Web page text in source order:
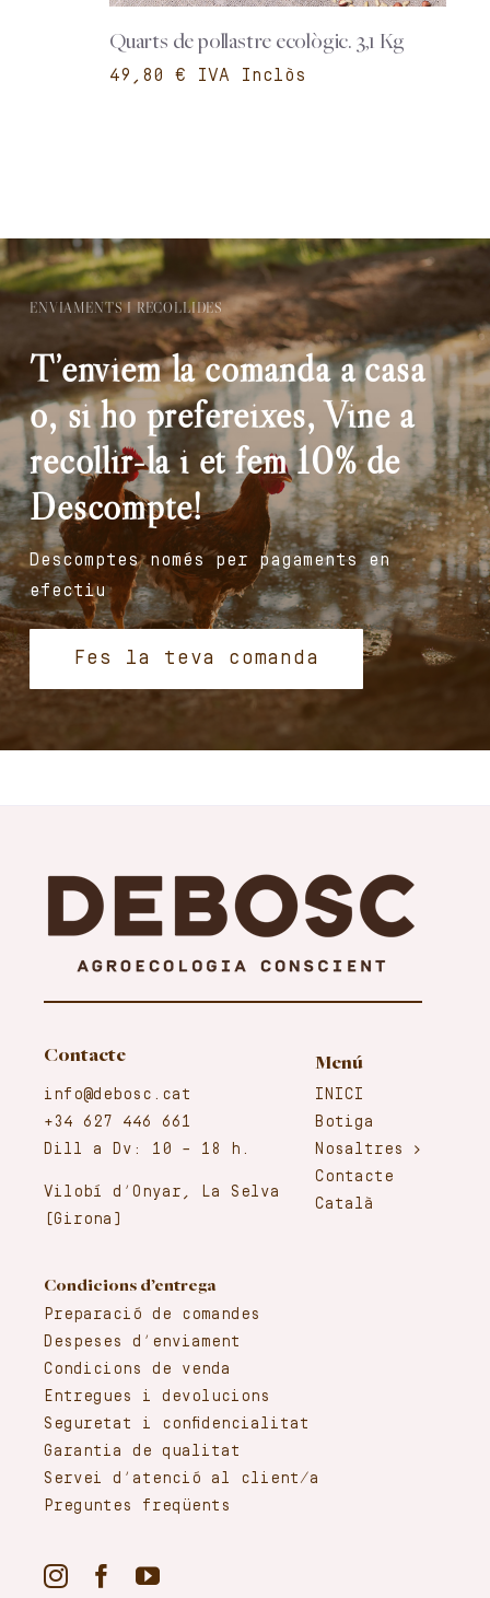
Quarts de pollastre ecològic. 3,1 Kg
€
ENVIAMENTS I RECOLLIDES
T’enviem la comanda a casa
o, si ho prefereixes, Vine a
recollir-la i et fem 10% de
Descompte!
Descomptes només per pagaments en
efectiu
Fes la teva comanda
Menú
INICI
Botiga
Nosaltres
Contacte
Català
Contacte
info@debosc.cat
+34 627 446 661
Dill a Dv: 10 – 18 h.
Vilobí d’Onyar, La Selva
(Girona)
Condicions d’entrega
Preparació de comandes
Despeses d’enviament
Condicions de venda
Entregues i devolucions
Seguretat i confidencialitat
Garantia de qualitat
Servei d’atenció al client/a
Preguntes freqüents